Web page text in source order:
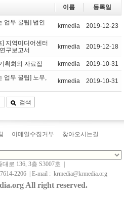
이름 등록일
업무 꿀팁] 법인
krmedia 2019-12-23
지역미디어센터
구보고서
krmedia 2019-12-18
획회의 자료집 krmedia
2019-10-31
업무 꿀팁] 노무,
krmedia 2019-10-31
검색
이메일수집거부 찾아오시는길
로 136, 3층 S3007호 |
2206 E-mail : krmedia@krmedia.org
All right reserved.